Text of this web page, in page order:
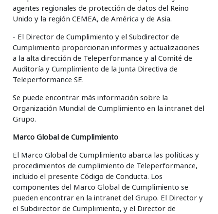
agentes regionales de protección de datos del Reino
Unido y la región CEMEA, de América y de Asia.
- El Director de Cumplimiento y el Subdirector de
Cumplimiento proporcionan informes y actualizaciones
a la alta dirección de Teleperformance y al Comité de
Auditoría y Cumplimiento de la Junta Directiva de
Teleperformance SE.
Se puede encontrar más información sobre la
Organización Mundial de Cumplimiento en la intranet del
Grupo.
Marco Global de Cumplimiento
El Marco Global de Cumplimiento abarca las políticas y
procedimientos de cumplimiento de Teleperformance,
incluido el presente Código de Conducta. Los
componentes del Marco Global de Cumplimiento se
pueden encontrar en la intranet del Grupo. El Director y
el Subdirector de Cumplimiento, y el Director de